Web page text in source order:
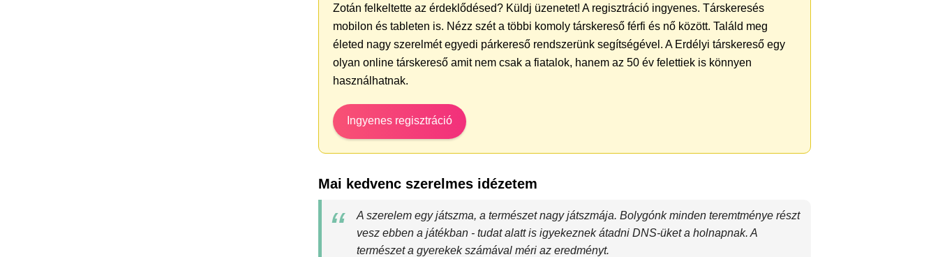
Zotán felkeltette az érdeklődésed? Küldj üzenetet! A regisztráció ingyenes. Társkeresés
mobilon és tableten is. Nézz szét a többi komoly társkereső férfi és nő között. Találd meg
életed nagy szerelmét egyedi párkereső rendszerünk segítségével. A Erdélyi társkereső egy
olyan online társkereső amit nem csak a fiatalok, hanem az 50 év felettiek is könnyen
használhatnak.
Ingyenes regisztráció
Mai kedvenc szerelmes idézetem
A szerelem egy játszma, a természet nagy játszmája. Bolygónk minden teremtménye részt
vesz ebben a játékban - tudat alatt is igyekeznek átadni DNS-üket a holnapnak. A
természet a gyerekek számával méri az eredményt.